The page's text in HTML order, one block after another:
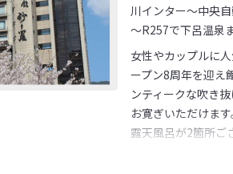
川インター～中央
～R257で下呂温泉
女性やカップルに
ープン8周年を迎え
ンティークな吹き
お寛ぎいただけま
露天風呂が2箇所ご
た手作りの会席料